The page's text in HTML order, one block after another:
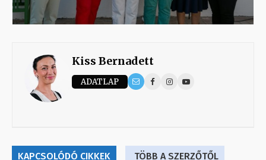
Kiss Bernadett
ADATLAP
KAPCSOLÓDÓ CIKKEK TÖBB A SZERZŐTŐL